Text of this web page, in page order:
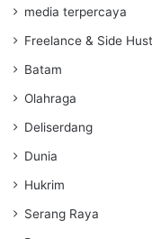
media terpercaya
Freelance & Side
Batam
Olahraga
Deliserdang
Dunia
Hukrim
Serang Raya